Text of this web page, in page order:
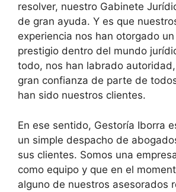
resolver, nuestro Gabinete
de gran ayuda. Y es que
experiencia nos han otorgado
prestigio dentro del mundo
todo, nos han labrado
gran confianza de parte de
han sido nuestros clientes.
En ese sentido, Gestoría Iborra
un simple despacho de
sus clientes. Somos una
como equipo y que en el
alguno de nuestros asesorados